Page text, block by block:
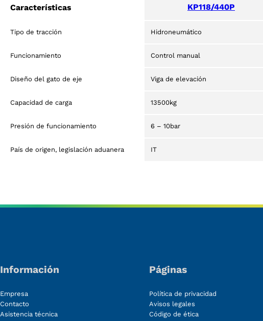
Características
KP118/440P
Tipo de tracción Hidroneumático
Funcionamiento Control manual
Diseño del gato de eje Viga de elevación
Capacidad de carga 13500kg
Presión de funcionamiento 6 – 10bar
País de origen, legislación aduanera IT
Información
Empresa
Contacto
Asistencia técnica
Páginas
Política de privacidad
Avisos legales
Código de ética